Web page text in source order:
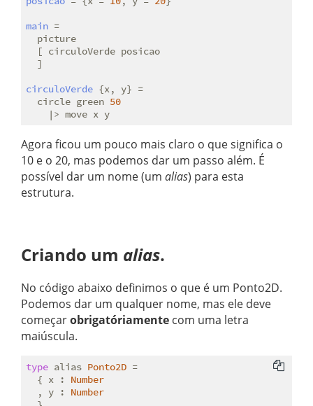
main =
  picture
  [ circuloVerde posicao
  ]
circuloVerde {x, y} =
  circle green
50
Agora ficou um pouco mais claro o que significa o
10 e o 20, mas podemos dar um passo além. É
possível dar um nome (um alias) para esta
estrutura.
Criando um alias.
No código abaixo definimos o que é um Ponto2D.
Podemos dar um qualquer nome, mas ele deve
começarobrigatóriamente com uma letra
maiúscula.
type alias Ponto2D =
  { x :
Number
  , y :
Number